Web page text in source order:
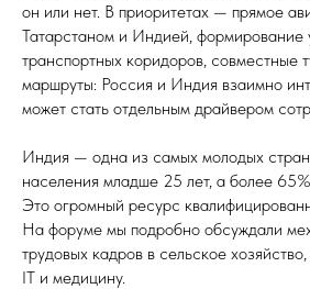
он или нет. В приоритетах — прямое
Татарстаном и Индией, формирование
транспортных коридоров, совместные
маршруты: Россия и Индия взаимно
может стать отдельным драйвером
Индия — одна из самых молодых
населения младше 25 лет, а более
Это огромный ресурс
На форуме мы подробно обсуждали
трудовых кадров в сельское
IT и медицину.